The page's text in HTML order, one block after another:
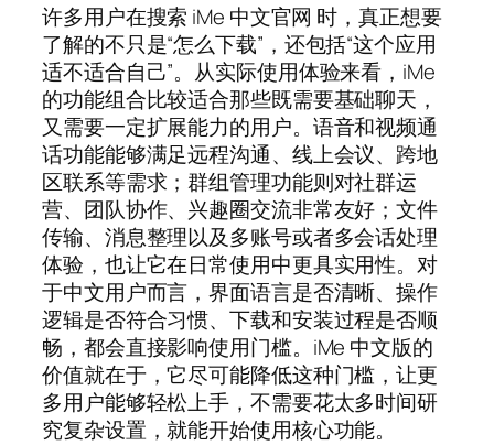
许多用户在搜索 iMe 中文官网 时，真正想要
了解的不只是“怎么下载”，还包括“这个应用
适不适合自己”。从实际使用体验来看，iMe
的功能组合比较适合那些既需要基础聊天，
又需要一定扩展能力的用户。语音和视频通
话功能能够满足远程沟通、线上会议、跨地
区联系等需求；群组管理功能则对社群运
营、团队协作、兴趣圈交流非常友好；文件
传输、消息整理以及多账号或者多会话处理
体验，也让它在日常使用中更具实用性。对
于中文用户而言，界面语言是否清晰、操作
逻辑是否符合习惯、下载和安装过程是否顺
畅，都会直接影响使用门槛。iMe 中文版的
价值就在于，它尽可能降低这种门槛，让更
多用户能够轻松上手，不需要花太多时间研
究复杂设置，就能开始使用核心功能。